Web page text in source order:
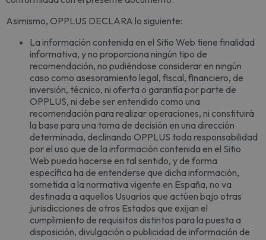
Asimismo, OPPLUS DECLARA lo siguiente:
La información contenida en el Sitio Web tiene finalidad
informativa, y no proporciona ningún tipo de
recomendación, no pudiéndose considerar en ningún
caso como asesoramiento legal, fiscal, financiero, de
inversión, técnico, ni oferta o garantía por parte de
OPPLUS, ni debe ser entendido como una
recomendación para realizar operaciones, ni constituirá
la base para una toma de decisión en una dirección
determinada, declinando OPPLUS toda responsabilidad
por el uso que de la información contenida en el Sitio
Web pueda hacerse en tal sentido, y de forma
específica ha de entenderse que dicha información,
sometida a la normativa vigente en España, no va
destinada a aquellos Usuarios que actúen bajo otras
jurisdicciones de otros Estados que exijan el
cumplimiento de requisitos distintos para la puesta a
disposición, divulgación o publicidad de información de